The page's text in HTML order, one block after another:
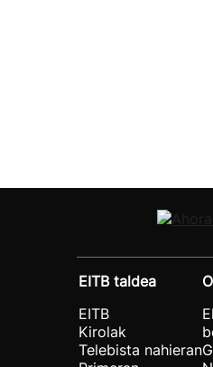
EITB taldea
EITB
Kirolak
Telebista nahieran